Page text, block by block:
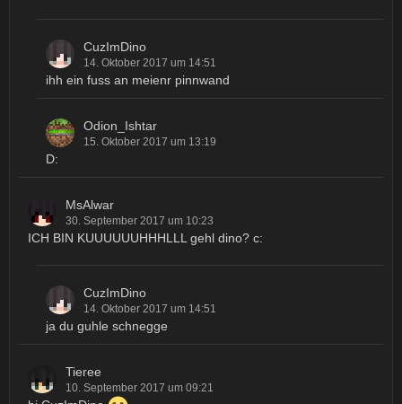
CuzImDino
14. Oktober 2017 um 14:51
ihh ein fuss an meienr pinnwand
Odion_Ishtar
15. Oktober 2017 um 13:19
D:
MsAlwar
30. September 2017 um 10:23
ICH BIN KUUUUUUHHHLLL gehl dino? c:
CuzImDino
14. Oktober 2017 um 14:51
ja du guhle schnegge
Tieree
10. September 2017 um 09:21